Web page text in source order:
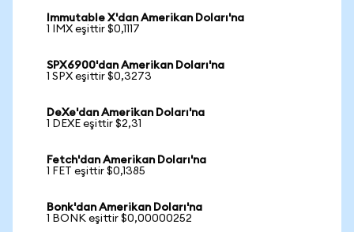
Immutable X'dan Amerikan Doları'na
1 IMX eşittir $0,1117
SPX6900'dan Amerikan Doları'na
1 SPX eşittir $0,3273
DeXe'dan Amerikan Doları'na
1 DEXE eşittir $2,31
Fetch'dan Amerikan Doları'na
1 FET eşittir $0,1385
Bonk'dan Amerikan Doları'na
1 BONK eşittir $0,00000252